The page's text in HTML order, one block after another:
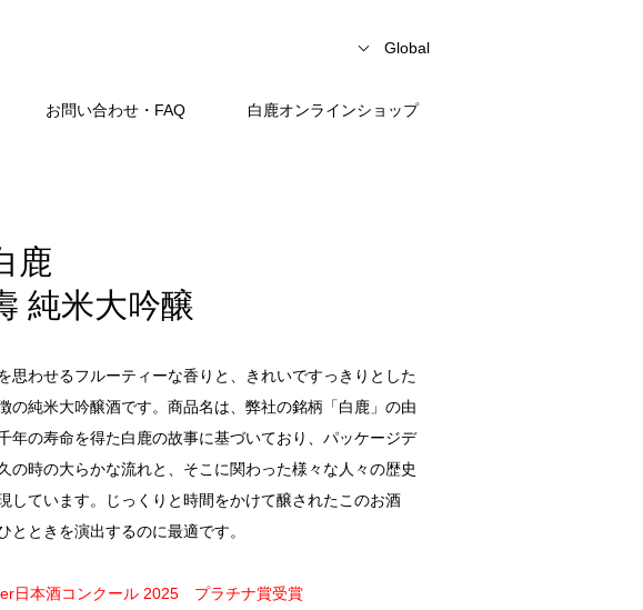
Global
お問い合わせ・FAQ 白鹿オンラインショップ
鹿
純米大吟醸
思わせるフルーティーな香りと、きれいですっきりとした
の純米大吟醸酒です。商品名は、弊社の銘柄「白鹿」の由
年の寿命を得た白鹿の故事に基づいており、パッケージデ
の時の大らかな流れと、そこに関わった様々な人々の歴史
しています。じっくりと時間をかけて醸されたこのお酒
とときを演出するのに最適です。
日本酒コンクール 2025 プラチナ賞受賞